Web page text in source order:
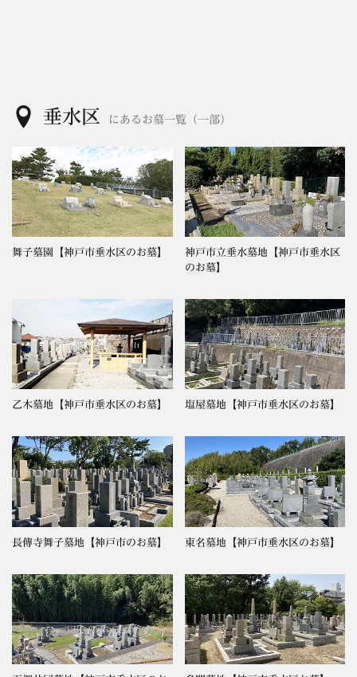
垂水区 にあるお墓一覧（一部）
舞子墓園【神戸市垂水区のお墓】
神戸市立垂水墓地【神戸市垂水区
のお墓】
乙木墓地【神戸市垂水区のお墓】 塩屋墓地【神戸市垂水区のお墓】
長傳寺舞子墓地【神戸市のお墓】 東名墓地【神戸市垂水区のお墓】